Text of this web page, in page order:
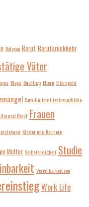
Balance Beruf Berufsrückkehr
Väter
Blogs Buchtipp Eltern Elterngeld
Familie familienfreundliche
und Beruf Frauen
Kinder und Karriere
Mütter Selbständigkeit Studie
Vereinbarkeit von
Work Life